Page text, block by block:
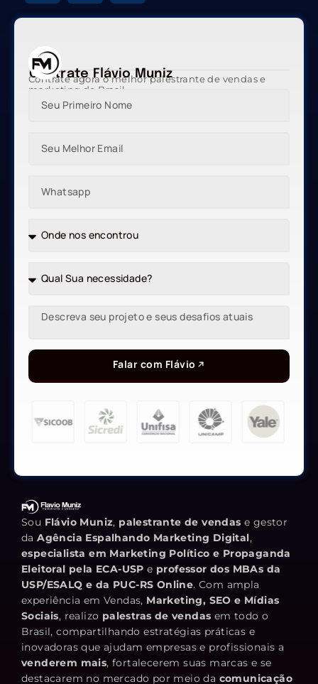
Contrate Flávio Muniz
Contrate agora o melhor palestrante de vendas e
marketing do Brasil
Falar com Flávio
Sou Flávio Muniz, palestrante de vendas e gestor
daAgência Espalhando Marketing Digital,
especialista em Marketing Político e Propaganda
Eleitoral pela ECA-USP e professor dos MBAs da
USP/ESALQ e da PUC-RS Online. Com ampla
experiência em Vendas, Marketing, SEO e Mídias
Sociais, realizo palestras de vendas em todo o
Brasil, compartilhando estratégias práticas e
inovadoras que ajudam empresas e profissionais a
venderem mais, fortalecerem suas marcas e se
destacarem no mercado por meio da comunicação